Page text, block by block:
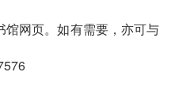
馆网页。如有需要，亦可与